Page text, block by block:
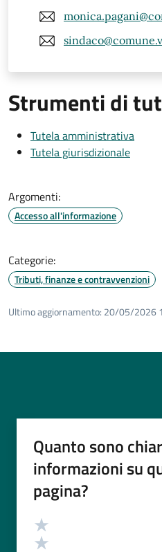
Strumenti di
Tutela amministrativa
Tutela giurisdizionale
Argomenti:
Accesso all'informazione
Categorie:
Tributi, finanze e contravvenzioni
Ultimo aggiornamento: 20/05/2026
Quanto sono
informazioni su
pagina?
Valutazione